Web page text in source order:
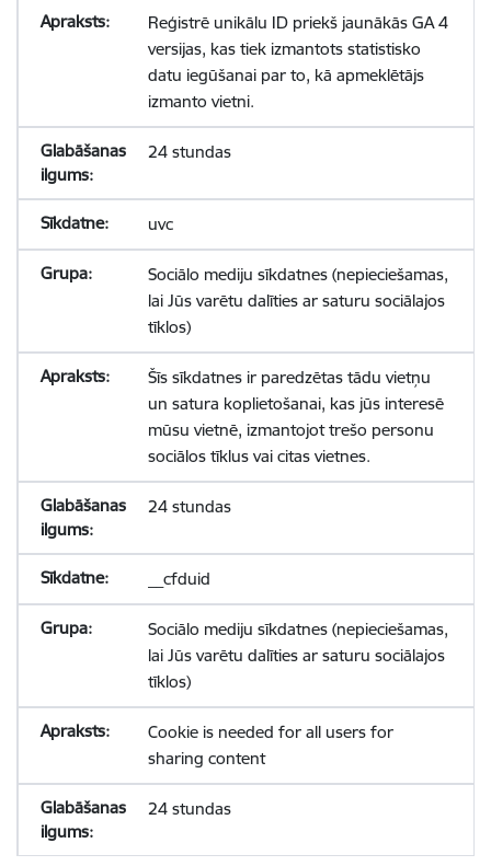
Reģistrē unikālu ID priekš jaunākās GA 4
versijas, kas tiek izmantots statistisko
datu iegūšanai par to, kā apmeklētājs
izmanto vietni.
24 stundas
uvc
Sociālo mediju sīkdatnes (nepieciešamas,
lai Jūs varētu dalīties ar saturu sociālajos
tīklos)
Šīs sīkdatnes ir paredzētas tādu vietņu
un satura koplietošanai, kas jūs interesē
mūsu vietnē, izmantojot trešo personu
sociālos tīklus vai citas vietnes.
24 stundas
__cfduid
Sociālo mediju sīkdatnes (nepieciešamas,
lai Jūs varētu dalīties ar saturu sociālajos
tīklos)
Cookie is needed for all users for
sharing content
24 stundas